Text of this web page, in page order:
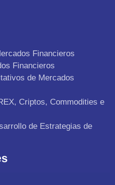
Financieros
Financieros
de Mercados
Criptos, Commodities e
de Estrategias de